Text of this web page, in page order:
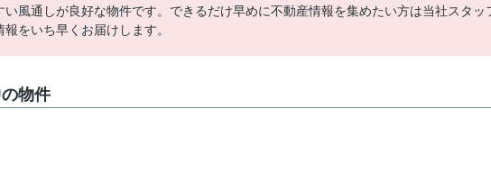
風通しが良好な物件です。できるだけ早めに不動産情報を集めたい方は当社スタッ
をいち早くお届けします。
物件